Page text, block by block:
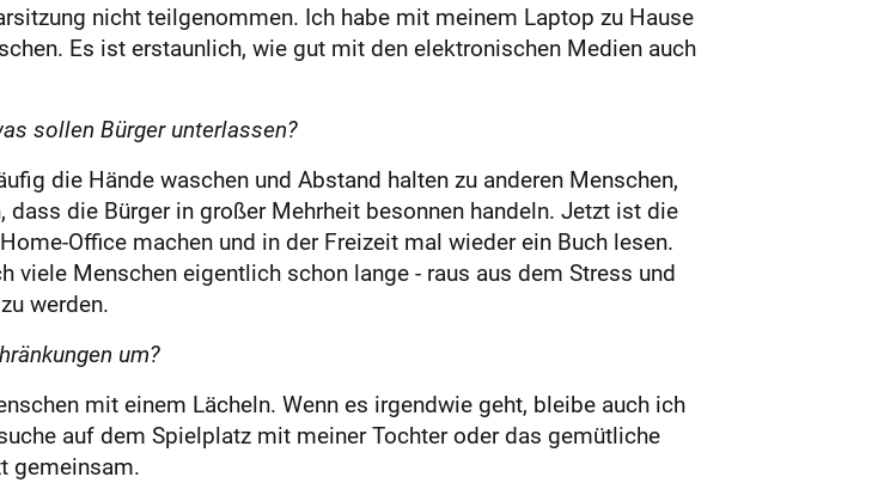
nicht teilgenommen. Ich habe mit meinem Laptop zu Hause
Es ist erstaunlich, wie gut mit den elektronischen Medien auch
sollen Bürger unterlassen?
die Hände waschen und Abstand halten zu anderen Menschen,
die Bürger in großer Mehrheit besonnen handeln. Jetzt ist die
Office machen und in der Freizeit mal wieder ein Buch lesen.
Menschen eigentlich schon lange - raus aus dem Stress und
werden.
um?
mit einem Lächeln. Wenn es irgendwie geht, bleibe auch ich
auf dem Spielplatz mit meiner Tochter oder das gemütliche
gemeinsam.